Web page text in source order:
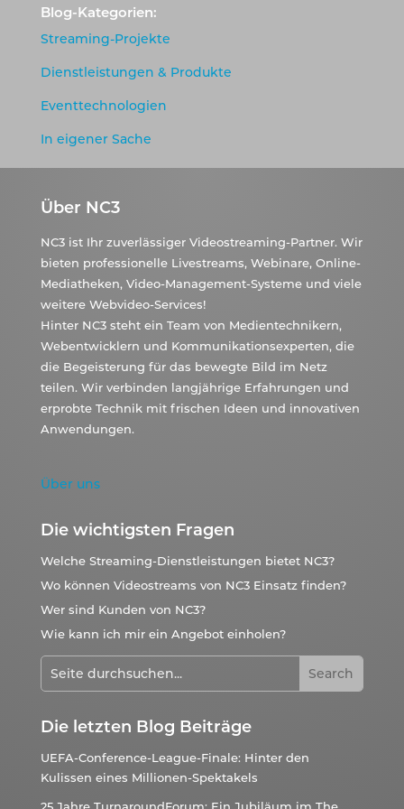
Blog-Kategorien:
Streaming-Projekte
Dienstleistungen & Produkte
Eventtechnologien
In eigener Sache
Über NC3
NC3 ist Ihr zuverlässiger Videostreaming-Partner. Wir
bieten professionelle Livestreams, Webinare, Online-
Mediatheken, Video-Management-Systeme und viele
weitere Webvideo-Services!
Hinter NC3 steht ein Team von Medientechnikern,
Webentwicklern und Kommunikationsexperten, die
die Begeisterung für das bewegte Bild im Netz
teilen. Wir verbinden langjährige Erfahrungen und
erprobte Technik mit frischen Ideen und innovativen
Anwendungen.
Über uns
Die wichtigsten Fragen
Welche Streaming-Dienstleistungen bietet NC3?
Wo können Videostreams von NC3 Einsatz finden?
Wer sind Kunden von NC3?
Wie kann ich mir ein Angebot einholen?
Die letzten Blog Beiträge
UEFA-Conference-League-Finale: Hinter den
Kulissen eines Millionen-Spektakels